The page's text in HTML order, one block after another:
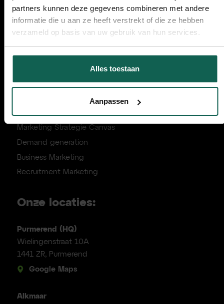
partners kunnen deze gegevens combineren met andere
informatie die u aan ze heeft verstrekt of die ze hebben
verzameld op basis van uw gebruik van hun services.
Alles toestaan
Aanpassen
Handige links:
Cases
Marketing Strategie Canvas
Demand generation
Business Marketing
Recruitment Marketing
Onze locaties:
Purmerend (HQ)
Wielingenstraat 10A
1441 ZR, Purmerend
Google Maps
Alkmaar